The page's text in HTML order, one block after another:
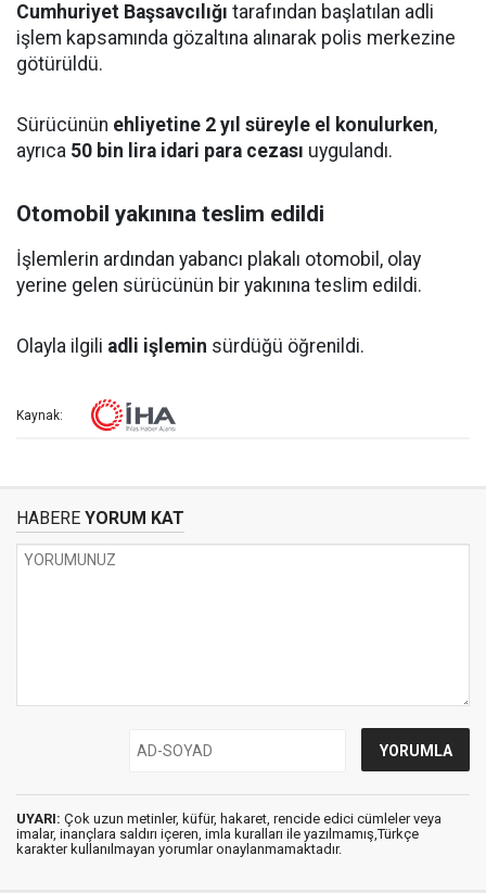
Cumhuriyet Başsavcılığı tarafından başlatılan adli
işlem kapsamında gözaltına alınarak polis merkezine
götürüldü.
Sürücünün ehliyetine 2 yıl süreyle el konulurken,
ayrıca 50 bin lira idari para cezası uygulandı.
Otomobil yakınına teslim edildi
İşlemlerin ardından yabancı plakalı otomobil, olay
yerine gelen sürücünün bir yakınına teslim edildi.
Olayla ilgili adli işlemin sürdüğü öğrenildi.
Kaynak:
HABERE YORUM KAT
UYARI: Çok uzun metinler, küfür, hakaret, rencide edici cümleler veya
imalar, inançlara saldırı içeren, imla kuralları ile yazılmamış,Türkçe
karakter kullanılmayan yorumlar onaylanmamaktadır.